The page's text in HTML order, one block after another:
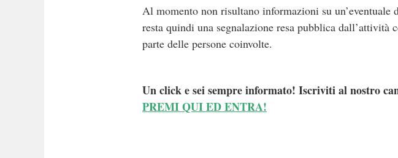
Al momento non risultano informazioni su
resta quindi una segnalazione resa pubblica
parte delle persone coinvolte.
Un click e sei sempre informato! Iscriviti al nostro
PREMI QUI ED ENTRA!